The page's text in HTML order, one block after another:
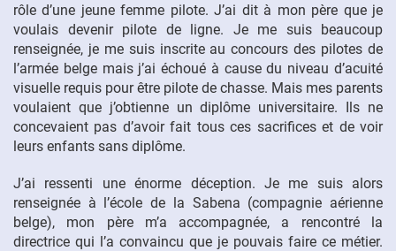
rôle d’une jeune femme pilote. J’ai dit à mon père que je
voulais devenir pilote de ligne. Je me suis beaucoup
renseignée, je me suis inscrite au concours des pilotes de
l’armée belge mais j’ai échoué à cause du niveau d’acuité
visuelle requis pour être pilote de chasse. Mais mes parents
voulaient que j’obtienne un diplôme universitaire. Ils ne
concevaient pas d’avoir fait tous ces sacrifices et de voir
leurs enfants sans diplôme.
J’ai ressenti une énorme déception. Je me suis alors
renseignée à l’école de la Sabena (compagnie aérienne
belge), mon père m’a accompagnée, a rencontré la
directrice qui l’a convaincu que je pouvais faire ce métier.